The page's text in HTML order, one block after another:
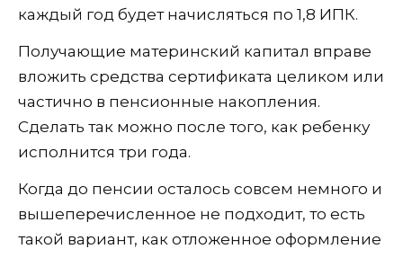
каждый год будет начисляться по 1,8 ИПК.
Получающие материнский капитал вправе
вложить средства сертификата целиком или
частично в пенсионные накопления.
Сделать так можно после того, как ребенку
исполнится три года.
Когда до пенсии осталось совсем немного и
вышеперечисленное не подходит, то есть
такой вариант, как отложенное оформление